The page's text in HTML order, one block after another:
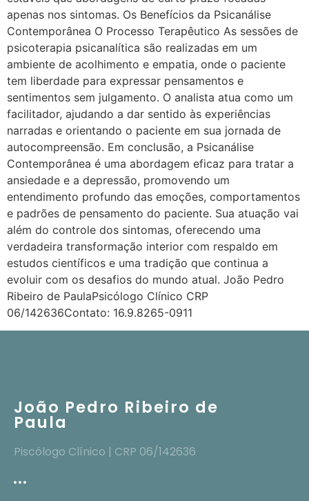
apenas nos sintomas. Os Benefícios da Psicanálise
Contemporânea O Processo Terapêutico As sessões de
psicoterapia psicanalítica são realizadas em um
ambiente de acolhimento e empatia, onde o paciente
tem liberdade para expressar pensamentos e
sentimentos sem julgamento. O analista atua como um
facilitador, ajudando a dar sentido às experiências
narradas e orientando o paciente em sua jornada de
autocompreensão. Em conclusão, a Psicanálise
Contemporânea é uma abordagem eficaz para tratar a
ansiedade e a depressão, promovendo um
entendimento profundo das emoções, comportamentos
e padrões de pensamento do paciente. Sua atuação vai
além do controle dos sintomas, oferecendo uma
verdadeira transformação interior com respaldo em
estudos científicos e uma tradição que continua a
evoluir com os desafios do mundo atual. João Pedro
Ribeiro de PaulaPsicólogo Clínico CRP
06/142636Contato: 16.9.8265-0911
João Pedro Ribeiro de
Paula
Piscólogo Clínico | CRP 06/142636